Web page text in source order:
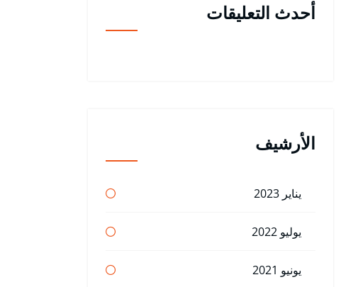
أحدث التعليقات
الأرشيف
يناير 2023
يوليو 2022
يونيو 2021